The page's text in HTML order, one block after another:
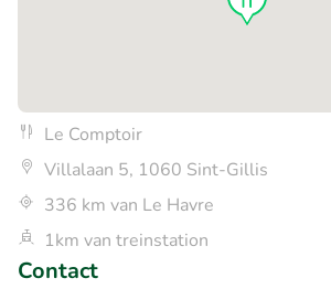
Le Comptoir
Villalaan 5, 1060 Sint-Gillis
336 km van Le Havre
1km van treinstation
Contact